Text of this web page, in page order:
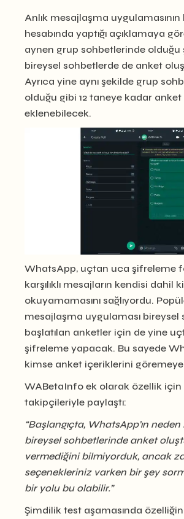
Anlık mesajlaşma uygulamasının
hesabında yaptığı açıklamaya
aynen grup sohbetlerinde olduğu
bireysel sohbetlerde de anket
Ayrıca yine aynı şekilde grup
olduğu gibi 12 taneye kadar anket
eklenebilecek.
WhatsApp, uçtan uca şifreleme
karşılıklı mesajların kendisi dahil
okuyamamasını sağlıyordu.
mesajlaşma uygulaması bireysel
başlatılan anketler için de yine
şifreleme yapacak. Bu sayede
kimse anket içeriklerini
WABetaInfo ek olarak özellik için
takipçileriyle paylaştı:
“Başlangıçta, WhatsApp’ın neden
bireysel sohbetlerinde anket
vermediğini bilmiyorduk, ancak
seçenekleriniz varken bir şey
bir yolu bu olabilir.”
Şimdilik test aşamasında özelliğin